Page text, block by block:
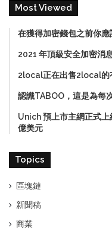
Most Viewed
在獲得加密錢包之前你應
2021 年頂級安全加密消
2local正在出售2local的
認識TABOO，這是為每
Unich 預上市主網正式
億美元
Topics
區塊鏈
新聞稿
商業